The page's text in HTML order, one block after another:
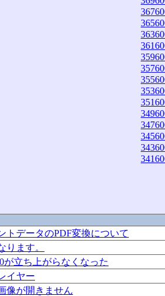
トデータのPDF変換について
ります。
が立ち上がらなくなった
イヤー
像が開きません